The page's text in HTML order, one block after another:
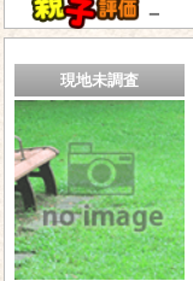
－
現地未調査